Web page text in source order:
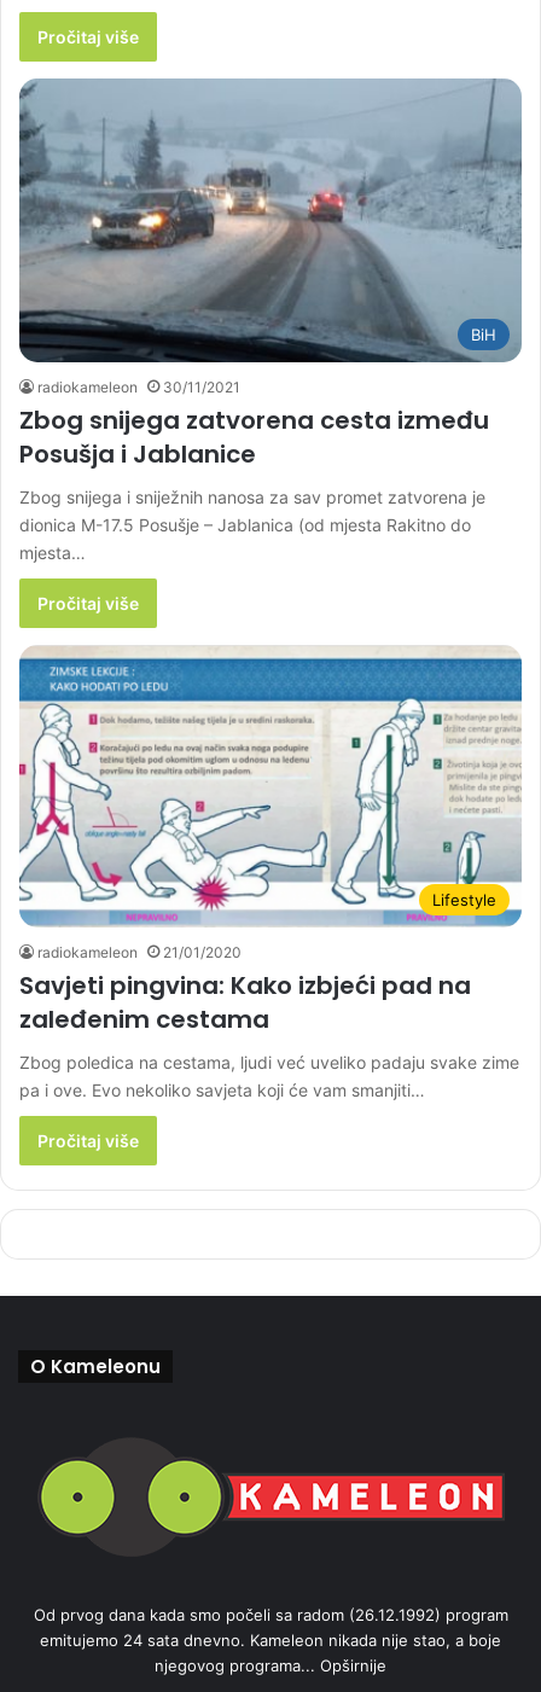
Pročitaj više
BiH
radiokameleon 30/11/2021
Zbog snijega zatvorena cesta između
Posušja i Jablanice
Zbog snijega i sniježnih nanosa za sav promet zatvorena je
dionica M-17.5 Posušje – Jablanica (od mjesta Rakitno do
mjesta…
Pročitaj više
Lifestyle
radiokameleon 21/01/2020
Savjeti pingvina: Kako izbjeći pad na
zaleđenim cestama
Zbog poledica na cestama, ljudi već uveliko padaju svake zime
pa i ove. Evo nekoliko savjeta koji će vam smanjiti…
Pročitaj više
O Kameleonu
Od prvog dana kada smo počeli sa radom (26.12.1992) program
emitujemo 24 sata dnevno. Kameleon nikada nije stao, a boje
njegovog programa... Opširnije